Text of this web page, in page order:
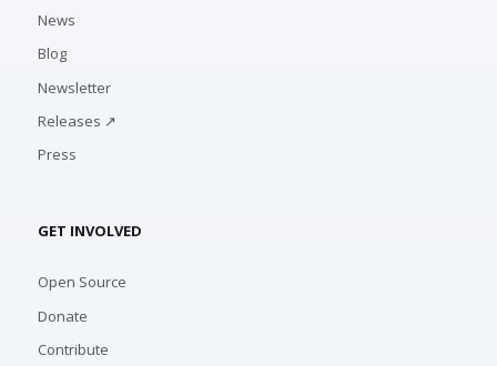
News
Blog
Newsletter
Releases ↗
Press
GET INVOLVED
Open Source
Donate
Contribute